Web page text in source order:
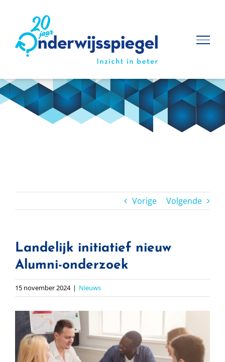
inhoud
Vorige Volgende
Landelijk initiatief nieuw
Alumni-onderzoek
15 november 2024 | Nieuws
Bekijk
grotere
afbeelding